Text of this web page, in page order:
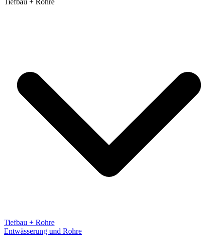
Tiefbau + Rohre
Tiefbau + Rohre
Entwässerung und Rohre